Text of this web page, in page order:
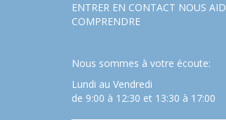
ENTRER EN CONTACT NOUS
COMPRENDRE
Nous sommes à votre écoute:
Lundi au Vendredi
de 9:00 à 12:30 et 13:30 à 17:00